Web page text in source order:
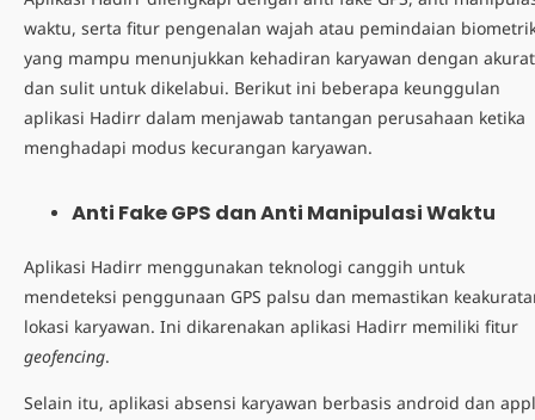
waktu, serta fitur pengenalan wajah atau pemindaian
yang mampu menunjukkan kehadiran karyawan dengan akurat
dan sulit untuk dikelabui. Berikut ini beberapa keunggulan
aplikasi Hadirr dalam menjawab tantangan perusahaan ketika
menghadapi modus kecurangan karyawan.
Anti Fake GPS dan Anti Manipulasi Waktu
Aplikasi Hadirr menggunakan teknologi canggih untuk
mendeteksi penggunaan GPS palsu dan memastikan
lokasi karyawan. Ini dikarenakan aplikasi Hadirr memiliki fitur
geofencing.
Selain itu, aplikasi absensi karyawan berbasis android dan